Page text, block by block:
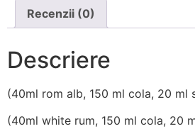
Recenzii (0)
Descriere
(40ml rom alb, 150 ml cola, 20 ml
(40ml white rum, 150 ml cola, 20